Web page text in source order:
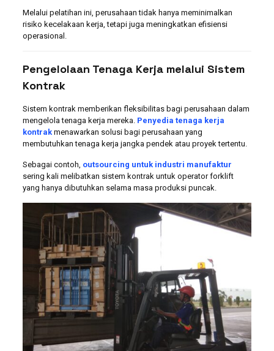
Melalui pelatihan ini, perusahaan tidak hanya meminimalkan
risiko kecelakaan kerja, tetapi juga meningkatkan efisiensi
operasional.
Pengelolaan Tenaga Kerja melalui Sistem
Kontrak
Sistem kontrak memberikan fleksibilitas bagi perusahaan dalam
mengelola tenaga kerja mereka. Penyedia tenaga kerja
kontrakmenawarkan solusi bagi perusahaan yang
membutuhkan tenaga kerja jangka pendek atau proyek tertentu.
Sebagai contoh, outsourcing untuk industri manufaktur
sering kali melibatkan sistem kontrak untuk operator forklift
yang hanya dibutuhkan selama masa produksi puncak.